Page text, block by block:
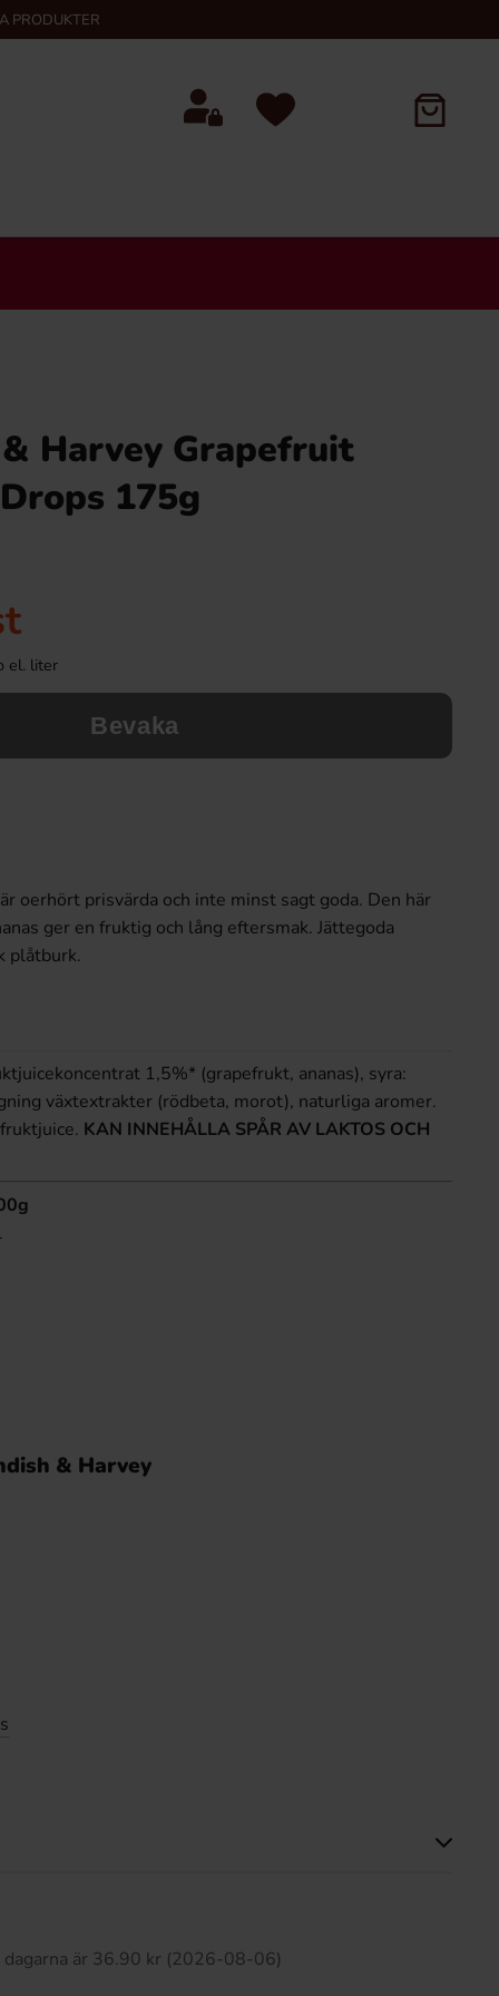
PRODUKTER
Harvey Grapefruit
175g
el. liter
Bevaka
oerhört prisvärda och inte minst sagt goda. Den här
ger en fruktig och lång eftersmak. Jättegoda
plåtburk.
1,5%* (grapefrukt, ananas), syra:
växtextrakter (rödbeta, morot), naturliga aromer.
KAN INNEHÅLLA SPÅR AV LAKTOS OCH
& Harvey
är 36.90 kr (2026-08-06)